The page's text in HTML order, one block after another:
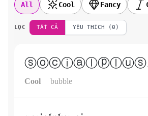
All Cool Fancy
LỌC TẤT CẢ YÊU THÍCH (0)
Cool bubble